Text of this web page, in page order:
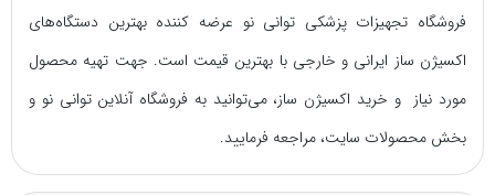
فروشگاه تجهیزات پزشکی توانی نو عرضه کننده بهترین دستگاه‌های
اکسیژن ساز ایرانی و خارجی با بهترین قیمت است. جهت تهیه محصول
مورد نیاز و خرید اکسیژن ساز، می‌توانید به فروشگاه آنلاین توانی نو و
بخش محصولات سایت، مراجعه فرمایید.